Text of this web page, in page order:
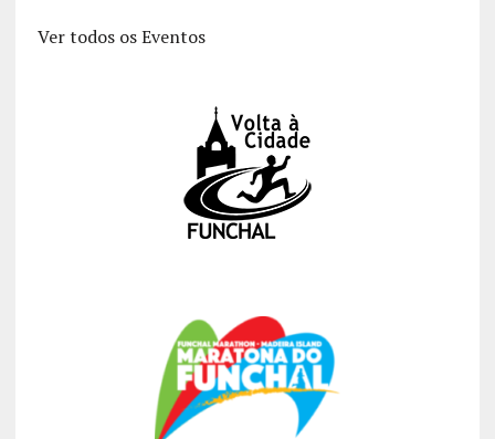
Ver todos os Eventos